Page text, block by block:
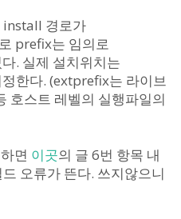
install 경로가
prefix는 임의로
. 실제 설치위치는
한다. (extprefix는 라이브
스트 레벨의 실행파일의
면 이곳의 글 6번 항목 내
오류가 뜬다. 쓰지않으니